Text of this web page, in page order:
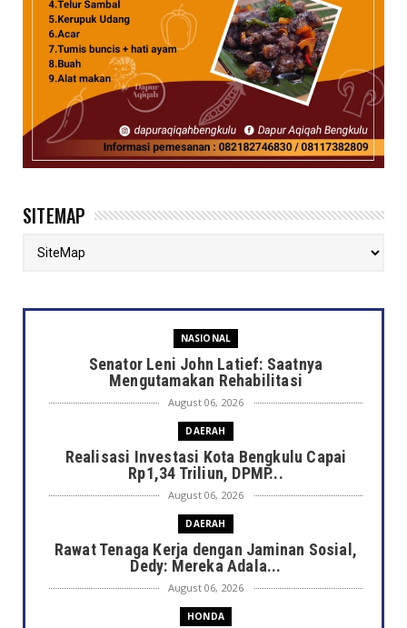
SITEMAP
NASIONAL
Senator Leni John Latief: Saatnya
Mengutamakan Rehabilitasi
August 06, 2026
DAERAH
Realisasi Investasi Kota Bengkulu Capai
Rp1,34 Triliun, DPMP...
August 06, 2026
DAERAH
Rawat Tenaga Kerja dengan Jaminan Sosial,
Dedy: Mereka Adala...
August 06, 2026
HONDA